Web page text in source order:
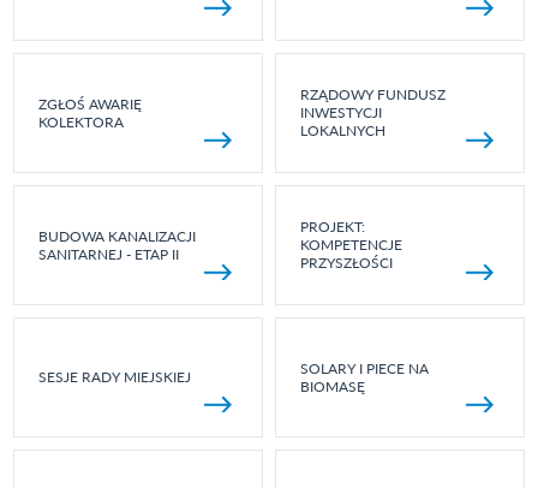
ZGŁOŚ AWARIĘ
KOLEKTORA
RZĄDOWY FUNDUSZ
INWESTYCJI
LOKALNYCH
BUDOWA KANALIZACJI
SANITARNEJ - ETAP II
PROJEKT:
KOMPETENCJE
PRZYSZŁOŚCI
SESJE RADY MIEJSKIEJ
SOLARY I PIECE NA
BIOMASĘ